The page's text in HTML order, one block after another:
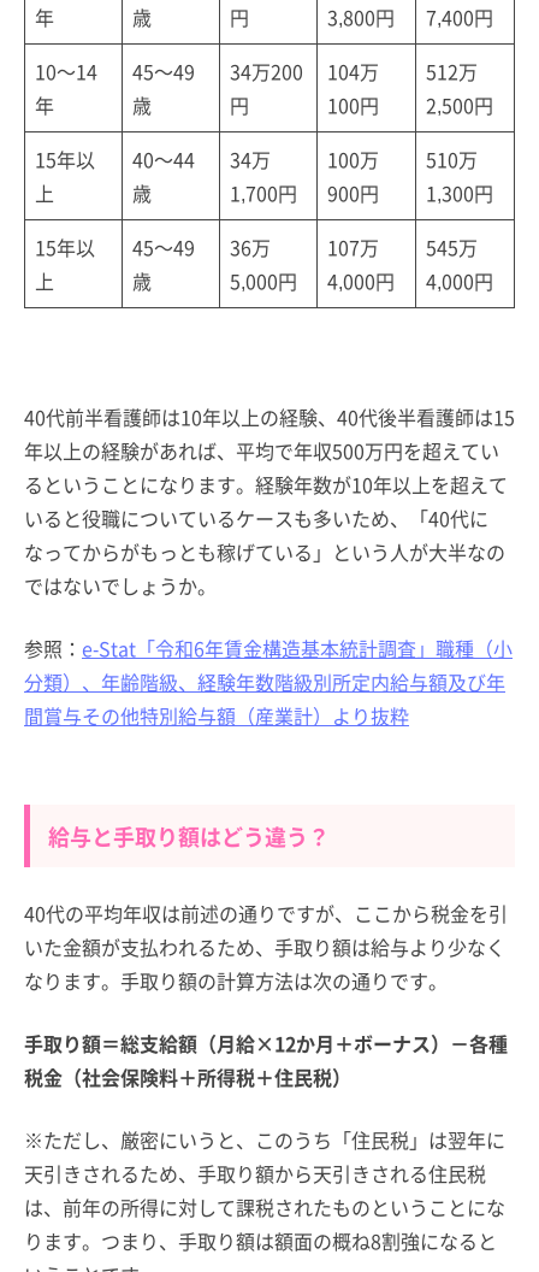
年
歳
円
3,800円
7,400円
10～14
年
45～49
歳
34万200
円
104万
100円
512万
2,500円
15年以
上
40～44
歳
34万
1,700円
100万
900円
510万
1,300円
15年以
上
45～49
歳
36万
5,000円
107万
4,000円
545万
4,000円
40代前半看護師は10年以上の経験、40代後半看護師は15
年以上の経験があれば、平均で年収500万円を超えてい
るということになります。経験年数が10年以上を超えて
いると役職についているケースも多いため、「40代に
なってからがもっとも稼げている」という人が大半なの
ではないでしょうか。
参照： e-Stat「令和6年賃金構造基本統計調査」職種（小
分類）、年齢階級、経験年数階級別所定内給与額及び年
間賞与その他特別給与額（産業計）より抜粋
給与と手取り額はどう違う？
40代の平均年収は前述の通りですが、ここから税金を引
いた金額が支払われるため、手取り額は給与より少なく
なります。手取り額の計算方法は次の通りです。
手取り額＝総支給額（月給×12か月＋ボーナス）－各種
税金（社会保険料＋所得税＋住民税）
※ただし、厳密にいうと、このうち「住民税」は翌年に
天引きされるため、手取り額から天引きされる住民税
は、前年の所得に対して課税されたものということにな
ります。つまり、手取り額は額面の概ね8割強になると